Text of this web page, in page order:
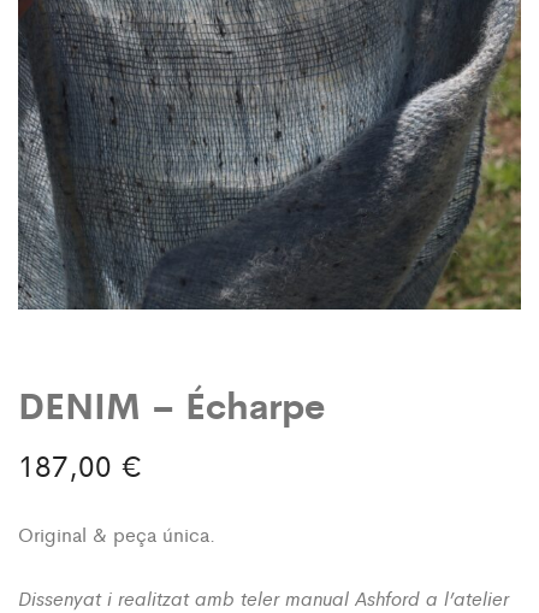
DENIM – Écharpe
187,00 €
Original & peça única.
Dissenyat i realitzat amb teler manual Ashford a l’atelier